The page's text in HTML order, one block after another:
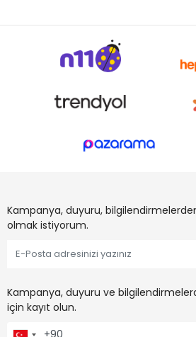
Kampanya, duyuru,
olmak istiyorum.
Kampanya, duyuru ve
için kayıt olun.